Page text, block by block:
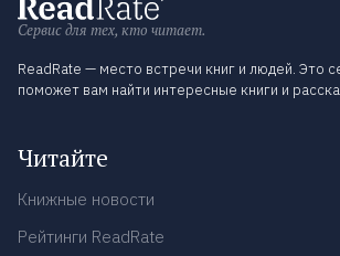
Сервис для тех, кто читает.
ReadRate — место встречи книг и людей. Это
поможет вам найти интересные книги и
Читайте
Книжные новости
Рейтинги ReadRate